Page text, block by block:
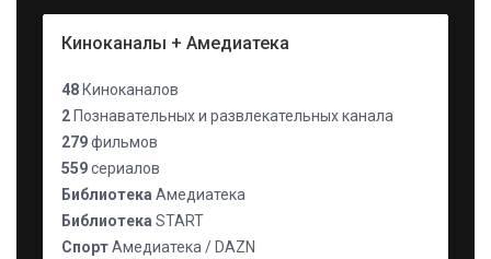
Киноканалы + Амедиатека
48 Киноканалов
2 Познавательных и развлекательных канала
279фильмов
559сериалов
Библиотека Амедиатека
Библиотека START
СпортАмедиатека / DAZN